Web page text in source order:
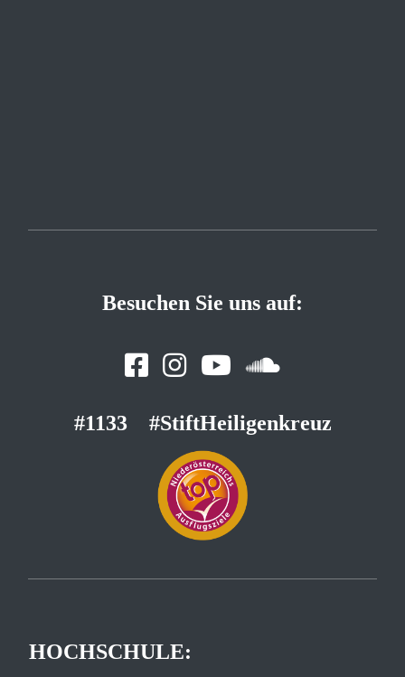
Besuchen Sie uns auf:
#1133 #StiftHeiligenkreuz
HOCHSCHULE: